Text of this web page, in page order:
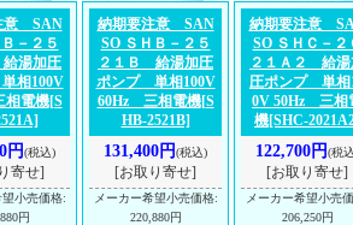
意 SAN
－２５
湯加圧
相100V
電機[S
円(税込)
寄せ]
望小売価格:
円
納期要注意 SAN
SO ＳＨＢ－２５
２１Ｂ 給湯加圧
ポンプ 単相100V
60Hz 三相電機[S
HB-2521B]
131,400円(税込)
[お取り寄せ]
メーカー希望小売価格:
220,880円
納期要注意
SO ＳＨＣ－２
２１Ａ２ 給湯
圧ポンプ 単相
0V 50Hz 三相
機[SHC-
122,700円(税
[お取り寄せ]
メーカー希望小売
206,250円